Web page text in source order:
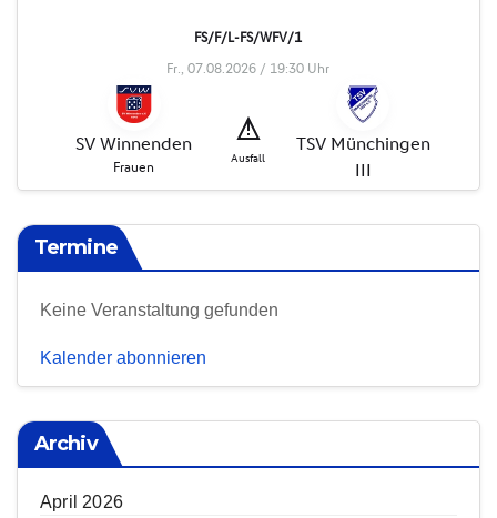
Termine
Keine Veranstaltung gefunden
Kalender abonnieren
Archiv
April 2026